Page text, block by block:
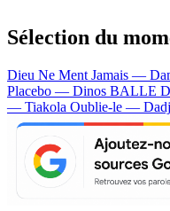
Sélection du
Dieu Ne Ment Jamais —
Placebo — Dinos BALLE
— Tiakola Oublie-le —